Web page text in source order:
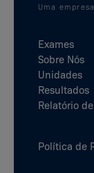
Uma
Exames
Sobre Nós
Unidades
Resultados
Relatório
Política de